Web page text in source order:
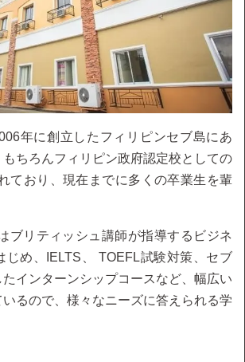
年に創立したフィリピンセブ島にあ
ちろんフィリピン政府認定校としての
ており、現在までに多くの卒業生を輩
ブリティッシュ講師が指導するビジネ
じめ、IELTS、 TOEFL試験対策、セブ
インターンシップコースなど、幅広い
るので、様々なニーズに答えられる学